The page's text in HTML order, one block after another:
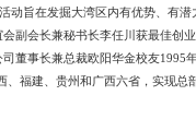
旨在发掘大湾区内有优势、有
副会长兼秘书长李任川获最佳创
董事长兼总裁欧阳华金校友1995
福建、贵州和广西六省，实现